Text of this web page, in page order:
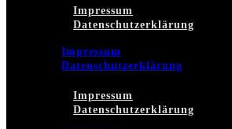
Impressum
Datenschutzerklärung
Impressum
Datenschutzerklärung
Impressum
Datenschutzerklärung